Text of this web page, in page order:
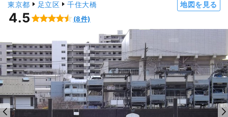
東京都 足立区 千住大橋 地図を見る
4.5 (8件)